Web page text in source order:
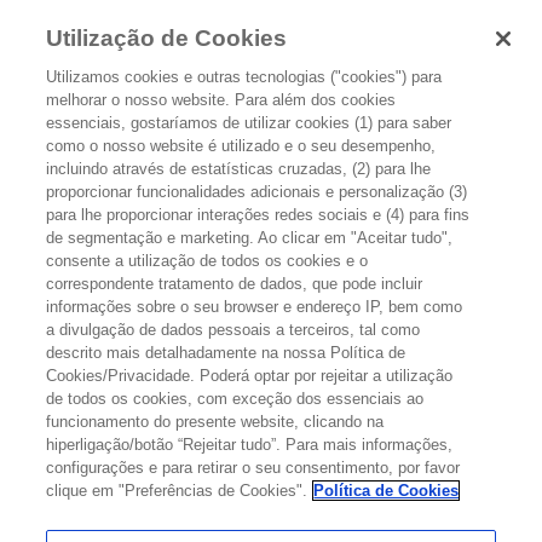
Se a biópsia confirmar o diagnóstico de cancro, o seu médico
necessita saber qual é a extensão da doença (estadiamento). Em
alguns casos, poderá ser necessário avaliar os gânglios linfáticos ou
pedir exames de imagem como a TC (Tomografia Computadorizada),
a RM (Ressonância magnética) ou a PET (Tomografia por Emissão de
Positrões) para definir o estadiamento e assim decidir o melhor
plano de tratamento para si.
A DETERMINAÇÃO DO ESTADIO BASEIA-SE NOS
SEGUINTES FATORES:
Tamanho do tumor e profundidade atingida
Envolvimento dos gânglios linfáticos adjacentes
Disseminação para outras partes do organismo
Utilização de Cookies
Utilizamos cookies e outras tecnologias ("cookies") para
melhorar o nosso website. Para além dos cookies
essenciais, gostaríamos de utilizar cookies (1) para saber
como o nosso website é utilizado e o seu desempenho,
incluindo através de estatísticas cruzadas, (2) para lhe
proporcionar funcionalidades adicionais e personalização (3)
para lhe proporcionar interações redes sociais e (4) para fins
de segmentação e marketing. Ao clicar em "Aceitar tudo",
consente a utilização de todos os cookies e o
correspondente tratamento de dados, que pode incluir
informações sobre o seu browser e endereço IP, bem como
a divulgação de dados pessoais a terceiros, tal como
descrito mais detalhadamente na nossa Política de
Cookies/Privacidade. Poderá optar por rejeitar a utilização
de todos os cookies, com exceção dos essenciais ao
funcionamento do presente website, clicando na
hiperligação/botão “Rejeitar tudo”. Para mais informações,
configurações e para retirar o seu consentimento, por favor
clique em "Preferências de Cookies". Política de Cookies